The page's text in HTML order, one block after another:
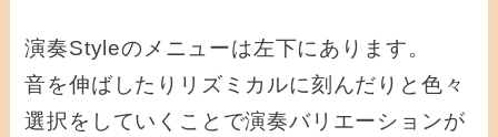
演奏Styleのメニューは左下にあります。
音を伸ばしたりリズミカルに刻んだりと色々
選択をしていくことで演奏バリエーションが